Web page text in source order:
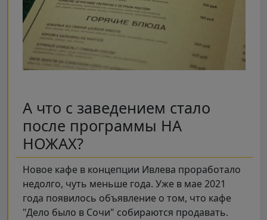
А что с заведением стало
после программы НА
НОЖАХ?
Новое кафе в концепции Ивлева проработало
недолго, чуть меньше года. Уже в мае 2021
года появилось объявление о том, что кафе
"Дело было в Сочи" собираются продавать.